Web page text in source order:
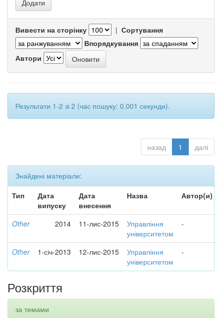
Вивести на сторінку | Сортування
Впорядкування
Автори
Результати 1-2 зі 2 (час пошуку: 0.001 секунди).
назад 1 далі
Знайдені матеріали:
Тип
Дата
випуску
Дата
внесення
Назва Автор(и)
Other 2014 11-лис-2015
Управління
університетом
-
Other 1-січ-2013 12-лис-2015
Управління
університетом
-
Розкриття
за темами